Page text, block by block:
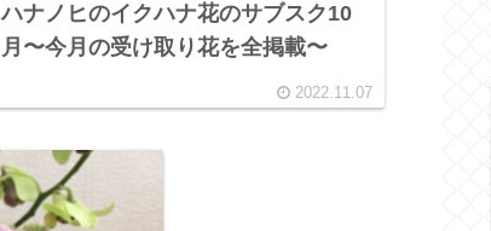
ハナノヒのイクハナ花のサブスク10
月〜今月の受け取り花を全掲載〜
2022.11.07